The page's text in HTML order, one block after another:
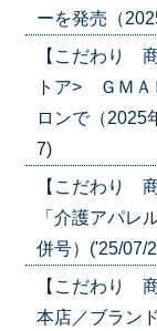
ーを発売（
【こだわり
トア> ＧＭＡ
ロンで（2025
7)
【こだわり
「介護アパレ
併号）('25/07/
【こだわり
本店／ブラン